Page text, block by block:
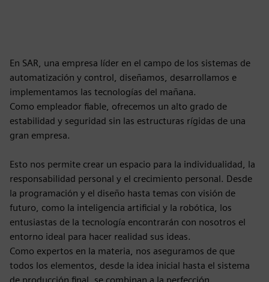
En SAR, una empresa líder en el campo de los sistemas de
automatización y control, diseñamos, desarrollamos e
implementamos las tecnologías del mañana.
Como empleador fiable, ofrecemos un alto grado de
estabilidad y seguridad sin las estructuras rígidas de una
gran empresa.
Esto nos permite crear un espacio para la individualidad, la
responsabilidad personal y el crecimiento personal. Desde
la programación y el diseño hasta temas con visión de
futuro, como la inteligencia artificial y la robótica, los
entusiastas de la tecnología encontrarán con nosotros el
entorno ideal para hacer realidad sus ideas.
Como expertos en la materia, nos aseguramos de que
todos los elementos, desde la idea inicial hasta el sistema